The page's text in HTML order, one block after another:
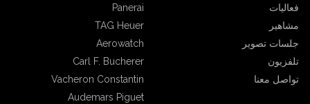
فعاليات
مشاهير
جلسات تصوير
تلفزيون
تواصل معنا
Panerai
TAG Heuer
Aerowatch
Carl F. Bucherer
Vacheron Constantin
Audemars Piguet